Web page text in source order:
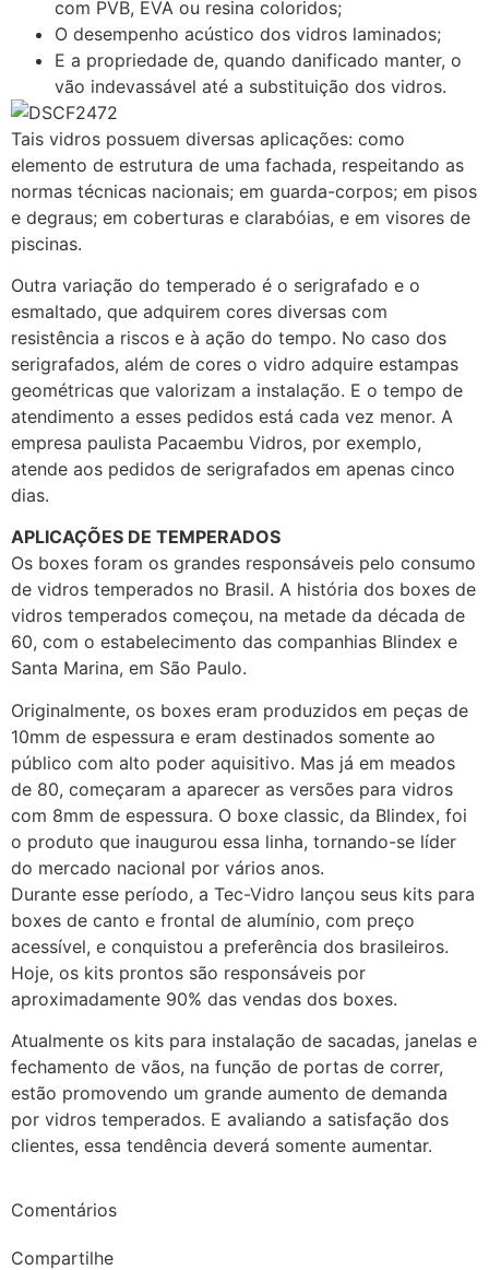
com PVB, EVA ou resina coloridos;
O desempenho acústico dos vidros laminados;
E a propriedade de, quando danificado manter, o
vão indevassável até a substituição dos vidros.
Tais vidros possuem diversas aplicações: como
elemento de estrutura de uma fachada, respeitando as
normas técnicas nacionais; em guarda-corpos; em pisos
e degraus; em coberturas e clarabóias, e em visores de
piscinas.
Outra variação do temperado é o serigrafado e o
esmaltado, que adquirem cores diversas com
resistência a riscos e à ação do tempo. No caso dos
serigrafados, além de cores o vidro adquire estampas
geométricas que valorizam a instalação. E o tempo de
atendimento a esses pedidos está cada vez menor. A
empresa paulista Pacaembu Vidros, por exemplo,
atende aos pedidos de serigrafados em apenas cinco
dias.
APLICAÇÕES DE TEMPERADOS
Os boxes foram os grandes responsáveis pelo consumo
de vidros temperados no Brasil. A história dos boxes de
vidros temperados começou, na metade da década de
60, com o estabelecimento das companhias Blindex e
Santa Marina, em São Paulo.
Originalmente, os boxes eram produzidos em peças de
10mm de espessura e eram destinados somente ao
público com alto poder aquisitivo. Mas já em meados
de 80, começaram a aparecer as versões para vidros
com 8mm de espessura. O boxe classic, da Blindex, foi
o produto que inaugurou essa linha, tornando-se líder
do mercado nacional por vários anos.
Durante esse período, a Tec-Vidro lançou seus kits para
boxes de canto e frontal de alumínio, com preço
acessível, e conquistou a preferência dos brasileiros.
Hoje, os kits prontos são responsáveis por
aproximadamente 90% das vendas dos boxes.
Atualmente os kits para instalação de sacadas, janelas e
fechamento de vãos, na função de portas de correr,
estão promovendo um grande aumento de demanda
por vidros temperados. E avaliando a satisfação dos
clientes, essa tendência deverá somente aumentar.
Comentários
Compartilhe